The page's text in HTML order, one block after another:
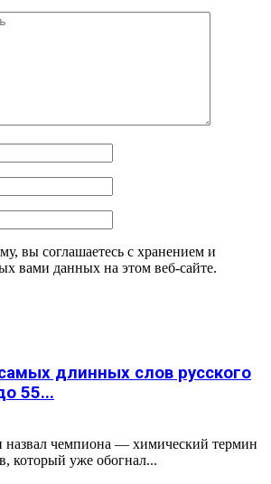
вы соглашаетесь с хранением и
вами данных на этом веб-сайте.
длинных слов русского
55...
назвал чемпиона — химический термин
который уже обогнал...